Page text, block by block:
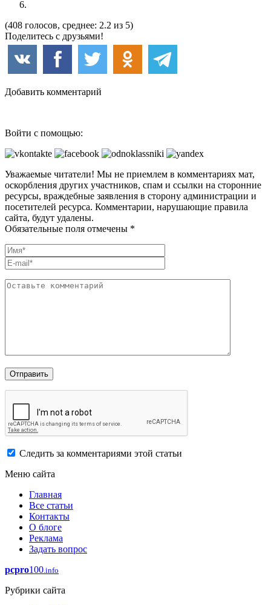
(408 голосов, среднее: 2.2 из 5)
Поделитесь с друзьями!
Добавить комментарий
Войти с помощью:
Уважаемые читатели! Мы не приемлем в комментариях мат,
оскорбления других участников, спам и ссылки на сторонние
ресурсы, враждебные заявления в сторону администрации и
посетителей ресурса. Комментарии, нарушающие правила
сайта, будут удалены.
Обязательные поля отмечены *
Следить за комментариями этой статьи
Меню сайта
Главная
Все статьи
Контакты
О блоге
Реклама
Задать вопрос
pcpro100.info
Рубрики сайта